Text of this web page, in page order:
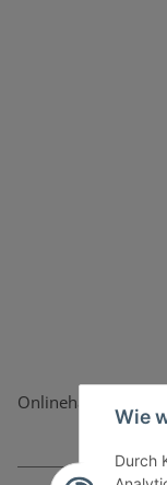
Wie
Durch
Onlinehandel